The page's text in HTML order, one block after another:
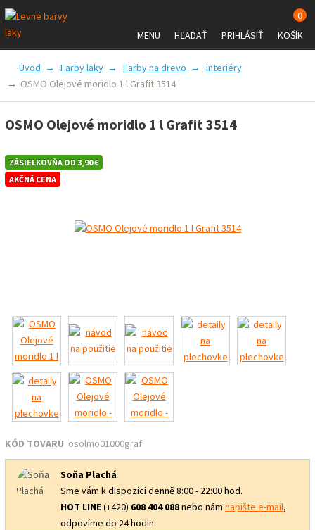
KOŠÍK
0
PRIHLÁSIŤ
HĽADAŤ
MENU
FARBY A LAKY PRÍSLUŠENSTVO
Úvod Farby laky Farby na drevo
interiéry
OSMO Olejové moridlo 1 l Grafit 3514
OSMO Olejové moridlo 1 l Grafit 3514
ZÁSIELKOVŇA OD 3,90 €
AKČNÁ CENA
KÓD TOVARU osolmo01000graf
Soňa Plachá
Sme vám k dispozici denně 8:00 - 22:00 hod.
HOT LINE(+420) 608 404 088nebo nám napište e-mail,
odpovíme do 24 hodin.